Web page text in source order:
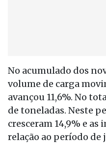
No acumulado dos
volume de carga
avançou 11,6%. No
de toneladas. Neste
cresceram 14,9% e as
relação ao período de